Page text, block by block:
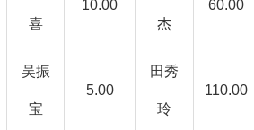
喜
10.00
杰
60.00
吴振
宝
5.00
田秀
玲
110.00